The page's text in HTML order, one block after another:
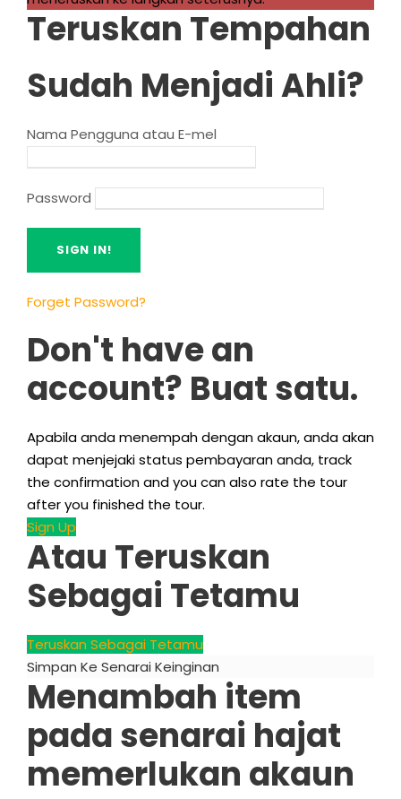
Teruskan Tempahan
Sudah Menjadi Ahli?
Nama Pengguna atau E-mel
Password
Forget Password?
Don't have an
account? Buat satu.
Apabila anda menempah dengan akaun, anda akan
dapat menjejaki status pembayaran anda, track
the confirmation and you can also rate the tour
after you finished the tour.
Sign Up
Atau Teruskan
Sebagai Tetamu
Teruskan Sebagai Tetamu
Simpan Ke Senarai Keinginan
Menambah item
pada senarai hajat
memerlukan akaun